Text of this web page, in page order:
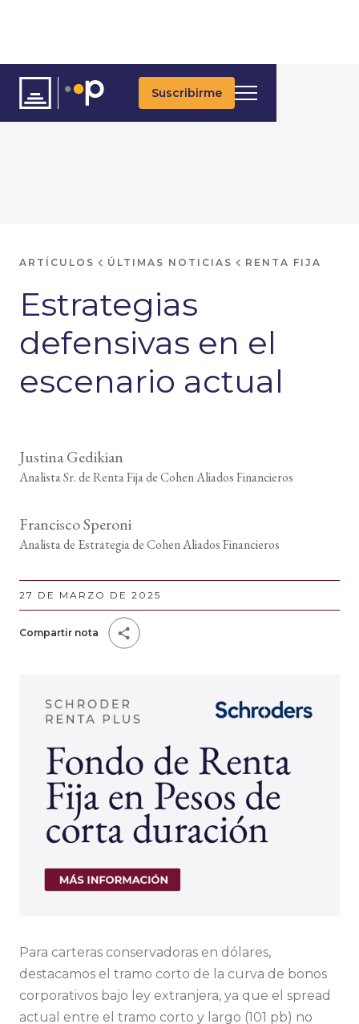
Suscribirme
ARTÍCULOS ÚLTIMAS NOTICIAS RENTA FIJA
Estrategias
defensivas en el
escenario actual
Justina Gedikian
Analista Sr. de Renta Fija de Cohen Aliados Financieros
Francisco Speroni
Analista de Estrategia de Cohen Aliados Financieros
27 DE MARZO DE 2025
Compartir nota
Para carteras conservadoras en dólares,
destacamos el tramo corto de la curva de bonos
corporativos bajo ley extranjera, ya que el spread
actual entre el tramo corto y largo (101 pb) no